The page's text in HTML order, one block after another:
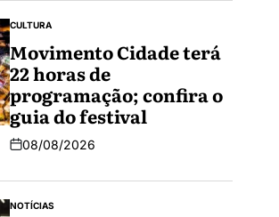
CULTURA
Movimento Cidade terá
22 horas de
programação; confira o
guia do festival
08/08/2026
NOTÍCIAS